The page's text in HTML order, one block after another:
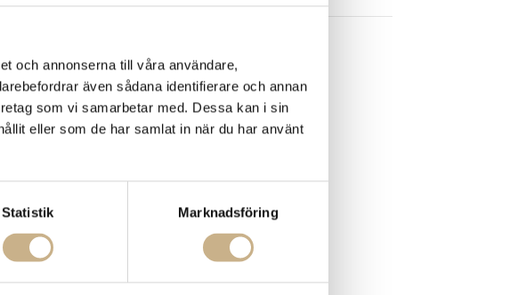
och annonserna till våra användare,
även sådana identifierare och annan
som vi samarbetar med. Dessa kan i sin
eller som de har samlat in när du har använt
Statistik Marknadsföring